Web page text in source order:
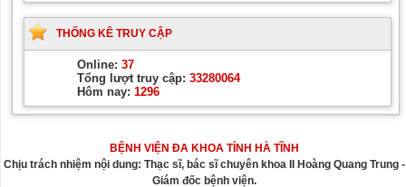
THỐNG KÊ TRUY CẬP
Online: 37
Tổng lượt truy cập: 33280064
Hôm nay: 1296
BỆNH VIỆN ĐA KHOA TỈNH HÀ TĨNH
Chịu trách nhiệm nội dung: Thạc sĩ, bác sĩ chuyên khoa II Hoàng Quang Trung -
Giám đốc bệnh viện.